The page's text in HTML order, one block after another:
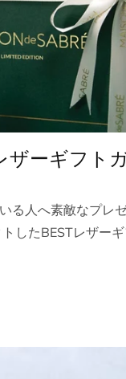
ザーギフト
る人へ素敵なプレ
したBESTレザーギ